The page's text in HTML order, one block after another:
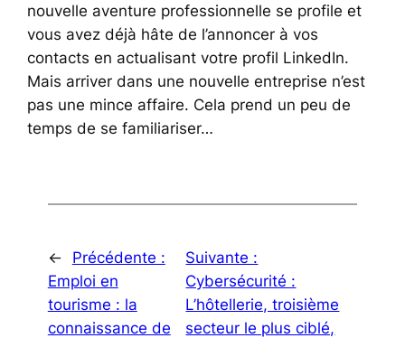
nouvelle aventure professionnelle se profile et
vous avez déjà hâte de l’annoncer à vos
contacts en actualisant votre profil LinkedIn.
Mais arriver dans une nouvelle entreprise n’est
pas une mince affaire. Cela prend un peu de
temps de se familiariser…
←
Précédente :
Emploi en
tourisme : la
connaissance de
Suivante :
Cybersécurité :
L’hôtellerie, troisième
secteur le plus ciblé,